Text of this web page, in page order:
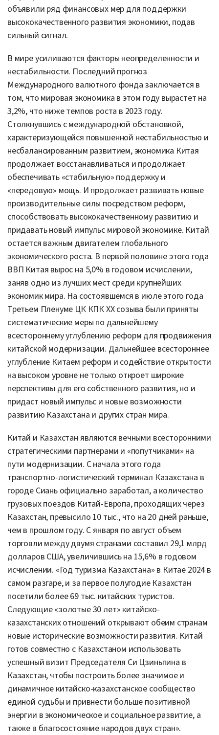
объявили ряд финансовых мер для поддержки
высококачественного развития экономики, подав
сильный сигнал.
В мире усиливаются факторы неопределенности и
нестабильности. Последний прогноз
Международного валютного фонда заключается в
том, что мировая экономика в этом году вырастет на
3,2%, что ниже темпов роста в 2023 году.
Столкнувшись с международной обстановкой,
характеризующейся повышенной нестабильностью и
несбалансированным развитием, экономика Китая
продолжает восстанавливаться и продолжает
обеспечивать «стабильную» поддержку и
«передовую» мощь. И продолжает развивать новые
производительные силы посредством реформ,
способствовать высококачественному развитию и
придавать новый импульс мировой экономике. Китай
остается важным двигателем глобального
экономического роста. В первой половине этого года
ВВП Китая вырос на 5,0% в годовом исчислении,
заняв одно из лучших мест среди крупнейших
экономик мира. На состоявшемся в июле этого года
Третьем Пленуме ЦК КПК XX созыва были приняты
систематические меры по дальнейшему
всестороннему углублению реформ для продвижения
китайской модернизации. Дальнейшее всестороннее
углубление Китаем реформ и содействие открытости
на высоком уровне не только откроет широкие
перспективы для его собственного развития, но и
придаст новый импульс и новые возможности
развитию Казахстана и других стран мира.
Китай и Казахстан являются вечными всесторонними
стратегическими партнерами и «попутчиками» на
пути модернизации. С начала этого года
транспортно-логистический терминал Казахстана в
городе Сиань официально заработал, а количество
грузовых поездов Китай-Европа, проходящих через
Казахстан, превысило 10 тыс., что на 20 дней раньше,
чем в прошлом году. С января по август объем
торговли между двумя странами составил 29,1 млрд
долларов США, увеличившись на 15,6% в годовом
исчислении. «Год туризма Казахстана» в Китае 2024 в
самом разгаре, и за первое полугодие Казахстан
посетили более 69 тыс. китайских туристов.
Следующие «золотые 30 лет» китайско-
казахстанских отношений открывают обеим странам
новые исторические возможности развития. Китай
готов совместно с Казахстаном использовать
успешный визит Председателя Си Цзиньпина в
Казахстан, чтобы построить более значимое и
динамичное китайско-казахстанское сообщество
единой судьбы и привнести больше позитивной
энергии в экономическое и социальное развитие, а
также в благосостояние народов двух стран».